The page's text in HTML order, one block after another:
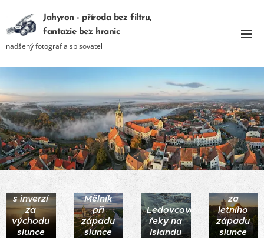
Jahyron - příroda bez filtru,
fantazie bez hranic
nadšený fotograf a spisovatel
hrad
Kokořín
s inverzí
za
východu
slunce
Mělník
při
západu
slunce
Ledovcové
řeky na
Islandu
hrad
Kokořín
za
letního
západu
slunce